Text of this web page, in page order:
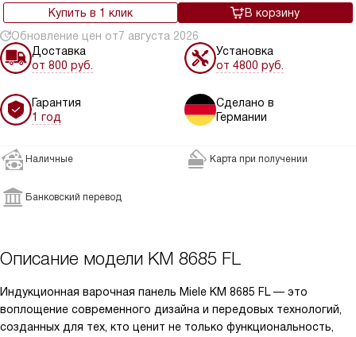
Купить в 1 клик
В корзину
Обновление цен от7 августа 2026
Доставка
от 800 руб.
Установка
от 4800 руб.
Гарантия
1 год
Сделано в
Германии
Наличные Карта при получении
Банковский перевод
Описание модели KM 8685 FL
Индукционная варочная панель Miele KM 8685 FL — это
воплощение современного дизайна и передовых технологий,
созданных для тех, кто ценит не только функциональность,